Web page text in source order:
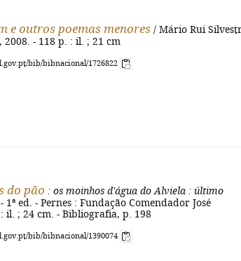
e outros poemas menores / Mário Rui
- 118 p. : il. ; 21 cm
bib/bibnacional/1726822
do pão : os moinhos d'água do Alviela : último
ed. - Pernes : Fundação Comendador José
il. ; 24 cm. - Bibliografia, p. 198
bib/bibnacional/1390074